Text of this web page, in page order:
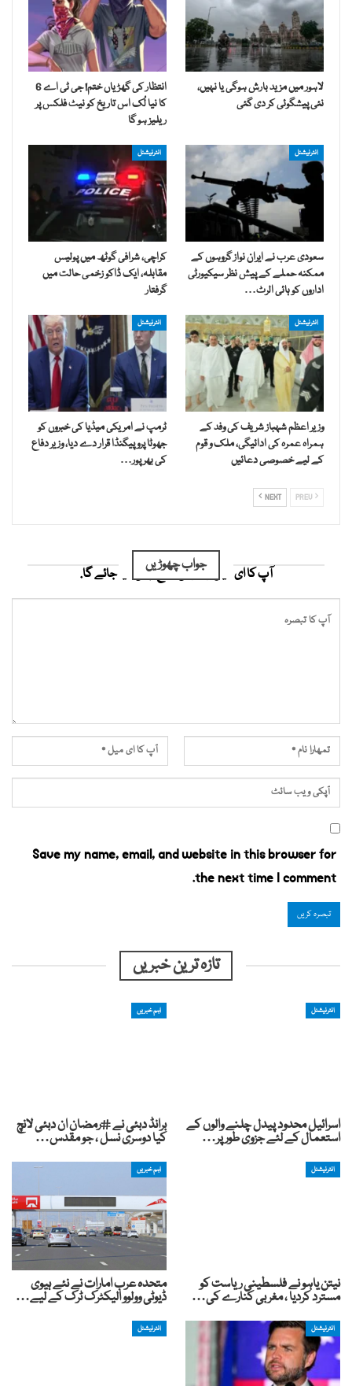
لاہور میں مزید بارش ہوگی یا نہیں،
نئی پیشگوئی کر دی گئی
انتظار کی گھڑیاں ختم! جی ٹی اے 6
کا نیا لُک اس تاریخ کو نیٹ فلکس پر
ریلیز ہو گا
انٹرنیشنل
سعودی عرب نے ایران نواز گروہوں کے
ممکنہ حملے کے پیش نظر سیکیورٹی
اداروں کو ہائی الرٹ…
انٹرنیشنل
کراچی، شرافی گوٹھ میں پولیس
مقابلہ، ایک ڈاکو زخمی حالت میں
گرفتار
انٹرنیشنل
وزیر اعظم شہباز شریف کی وفد کے
ہمراہ عمرہ کی ادائیگی، ملک و قوم
کے لیے خصوصی دعائیں
انٹرنیشنل
ٹرمپ نے امریکی میڈیا کی خبروں کو
جھوٹا پروپیگنڈا قرار دے دیا، وزیر دفاع
کی بھرپور…
NEXT
جواب چھوڑیں
آپ کا ای میل ایڈریس شائع نہیں کیا جائے گا.
Save my name, email, and website in this browser for
the next time I comment.
تازہ ترین خبریں
انٹرنیشنل
اسرائیل محدود پیدل چلنے والوں کے
استعمال کے لئے جزوی طور پر…
اہم خبریں
برانڈ دبئی نے #رمضان ان دبئی لانچ
کیا دوسری نسل ، جو مقدس…
انٹرنیشنل
نیتن یاہو نے فلسطینی ریاست کو
مسترد کردیا ، مغربی کنارے کی…
اہم خبریں
متحدہ عرب امارات نے نئے ہیوی
ڈیوٹی وولوو الیکٹرک ٹرک کے لیے…
انٹرنیشنل انٹرنیشنل